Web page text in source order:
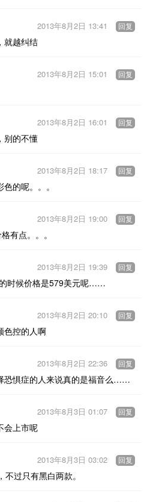
就越纠结
2013年8月2日 13:41 回复
2013年8月2日 15:01 回复
别的不懂
2013年8月2日 16:01 回复
的呢。。。
2013年8月2日 18:17 回复
有点。。。
2013年8月2日 19:00 回复
时候价格是579美元呢……
2013年8月2日 19:39 回复
色控的人啊
2013年8月2日 20:10 回复
惧症的人来说真的是福音么……
2013年8月2日 22:36 回复
会上市呢
2013年8月3日 01:07 回复
不过只有黑白两款。
2013年8月3日 03:02 回复